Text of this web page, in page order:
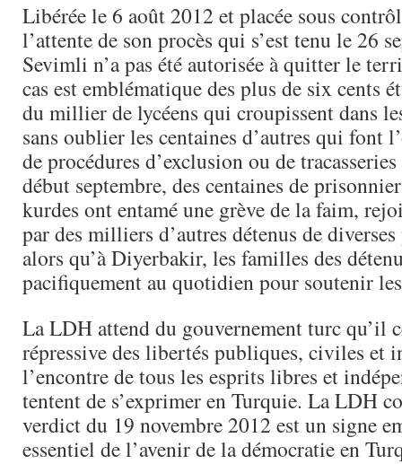
Libérée le 6 août 2012 et placée sous
l’attente de son procès qui s’est tenu le 26
Sevimli n’a pas été autorisée à quitter le
cas est emblématique des plus de six cents
du millier de lycéens qui croupissent dans
sans oublier les centaines d’autres qui font
de procédures d’exclusion ou de
début septembre, des centaines de
kurdes ont entamé une grève de la faim,
par des milliers d’autres détenus de
alors qu’à Diyerbakir, les familles des
pacifiquement au quotidien pour soutenir
La LDH attend du gouvernement turc qu’il
répressive des libertés publiques, civiles et
l’encontre de tous les esprits libres et
tentent de s’exprimer en Turquie. La LDH
verdict du 19 novembre 2012 est un signe
essentiel de l’avenir de la démocratie en